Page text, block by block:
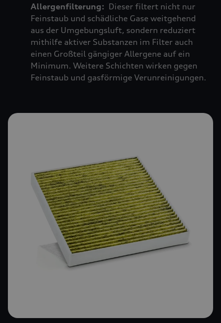
Allergenfilterung: Dieser filtert nicht nur
Feinstaub und schädliche Gase weitgehend
aus der Umgebungsluft, sondern reduziert
mithilfe aktiver Substanzen im Filter auch
einen Großteil gängiger Allergene auf ein
Minimum. Weitere Schichten wirken gegen
Feinstaub und gasförmige Verunreinigungen.